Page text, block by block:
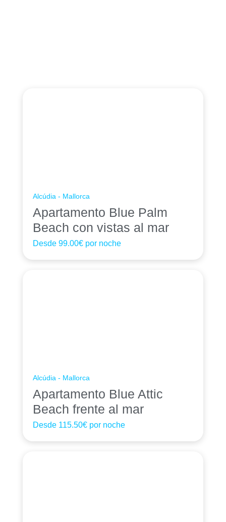
Alcúdia - Mallorca
Apartamento Blue Palm
Beach con vistas al mar
Desde 99.00€ por noche
Alcúdia - Mallorca
Apartamento Blue Attic
Beach frente al mar
Desde 115.50€ por noche